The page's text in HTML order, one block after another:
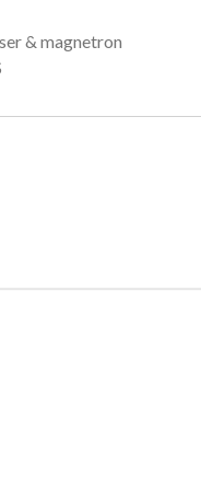
& magnetron